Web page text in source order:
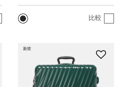
比較
新貨